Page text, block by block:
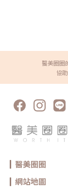
場地位，也帶動了
能針對臉部皺紋及
這項產品，毫不費
新的凍齡神器！ （圖／網路）Ultraformer MPT 海芙音波媚必提由韓
國音波大廠
更大、更全面的受
應症。New
雙波擁有獨特的雙
超音波2種能量，
深全方位緊實拉提
間，同時提高療程
線！擁有傲人的事
體的材質也不斷創
性。Mentor Xtra
升了整體的凸度，
醫美圈圈
協
醫美圈圈
網站地圖